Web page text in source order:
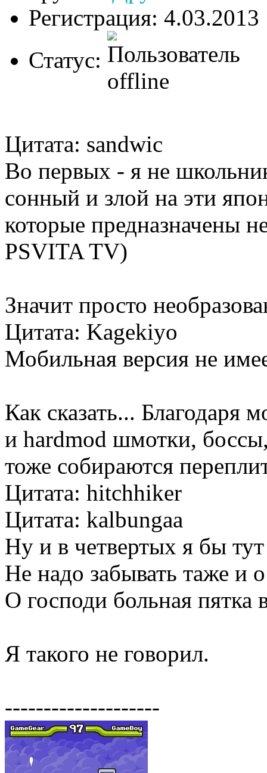
Регистрация: 4.03.2013
Статус:
Цитата: sandwic
Во первых - я не
сонный и злой на эти
которые предназначены
PSVITA TV)
Значит просто
Цитата: Kagekiyo
Мобильная версия не
Как сказать... Благодаря
и hardmod шмотки,
тоже собираются
Цитата: hitchhiker
Цитата: kalbungaa
Ну и в четвертых я бы
Не надо забывать таже и
О господи больная пятка
Я такого не говорил.
--------------------